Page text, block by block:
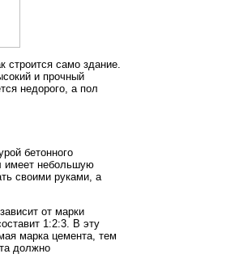
строится само здание.
и прочный
недорого, а пол
бетонного
имеет небольшую
своими руками, а
от марки
1:2:3. В эту
марка цемента, тем
должно